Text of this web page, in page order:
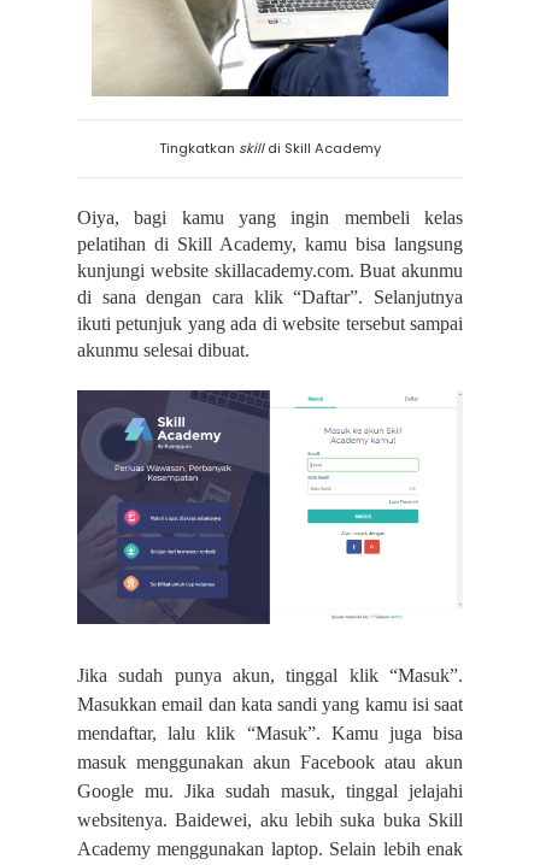
Tingkatkan skilldi Skill Academy
Oiya, bagi kamu yang ingin membeli kelas
pelatihan di Skill Academy, kamu bisa langsung
kunjungi website skillacademy.com. Buat akunmu
di sana dengan cara klik “Daftar”. Selanjutnya
ikuti petunjuk yang ada di website tersebut sampai
akunmu selesai dibuat.
Jika sudah punya akun, tinggal klik “Masuk”.
Masukkan email dan kata sandi yang kamu isi saat
mendaftar, lalu klik “Masuk”. Kamu juga bisa
masuk menggunakan akun Facebook atau akun
Google mu. Jika sudah masuk, tinggal jelajahi
websitenya. Baidewei, aku lebih suka buka Skill
Academy menggunakan laptop. Selain lebih enak